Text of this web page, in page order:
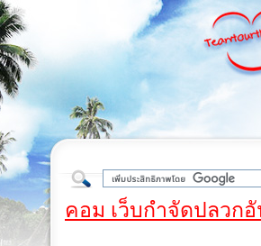
คอม เว็บกำจัดปลวก